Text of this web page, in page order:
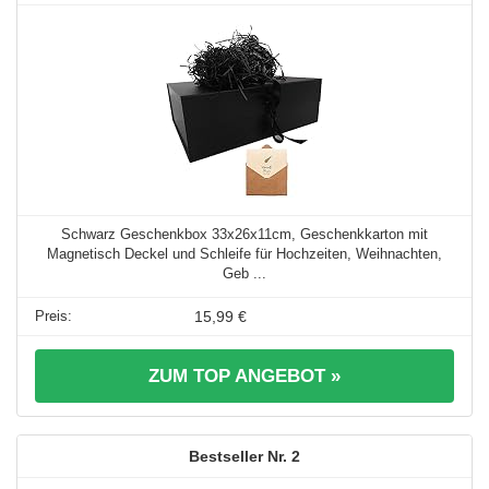
Schwarz Geschenkbox 33x26x11cm, Geschenkkarton mit
Magnetisch Deckel und Schleife für Hochzeiten, Weihnachten,
Geb ...
15,99 €
ZUM TOP ANGEBOT »
2